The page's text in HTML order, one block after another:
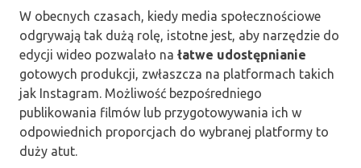
W obecnych czasach, kiedy media społecznościowe
odgrywają tak dużą rolę, istotne jest, aby narzędzie do
edycji wideo pozwalało na łatwe udostępnianie
gotowych produkcji, zwłaszcza na platformach takich
jak Instagram. Możliwość bezpośredniego
publikowania filmów lub przygotowywania ich w
odpowiednich proporcjach do wybranej platformy to
duży atut.